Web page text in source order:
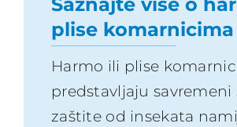
plise komarnicima
Harmo ili plise
predstavljaju savremeni
zaštite od insekata